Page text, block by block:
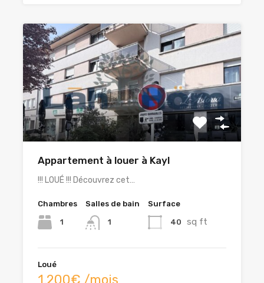
Appartement à louer à Kayl
!!! LOUÉ !!! Découvrez cet…
Chambres
1
Salles de bain
1
Surface
40 sq ft
Loué
1,200€ /mois